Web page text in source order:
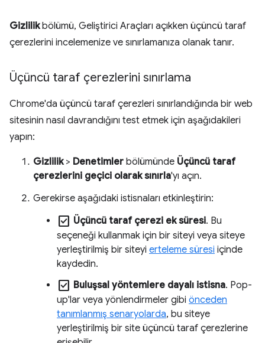
Gizlilikbölümü, Geliştirici Araçları açıkken üçüncü taraf
çerezlerini incelemenize ve sınırlamanıza olanak tanır.
Üçüncü taraf çerezlerini sınırlama
Chrome'da üçüncü taraf çerezleri sınırlandığında bir web
sitesinin nasıl davrandığını test etmek için aşağıdakileri
yapın:
Gizlilik> Denetimler bölümünde Üçüncü taraf
çerezlerini geçici olarak sınırla'yı açın.
Gerekirse aşağıdaki istisnaları etkinleştirin:
check_box Üçüncü taraf çerezi ek süresi. Bu
seçeneği kullanmak için bir siteyi veya siteye
yerleştirilmiş bir siteyi erteleme süresi içinde
kaydedin.
check_box Buluşsal yöntemlere dayalı istisna. Pop-
up'lar veya yönlendirmeler gibi önceden
tanımlanmış senaryolarda, bu siteye
yerleştirilmiş bir site üçüncü taraf çerezlerine